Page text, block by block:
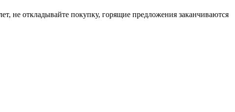
не откладывайте покупку, горящие предложения заканчиваются